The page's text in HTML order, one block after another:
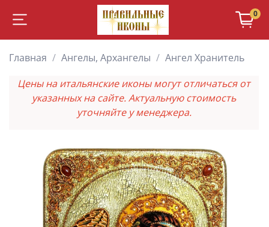
0
Главная Ангелы, Архангелы
Ангел Хранитель
Цены на итальянские иконы могут отличаться от
указанных на сайте. Актуальную стоимость
уточняйте у менеджера.